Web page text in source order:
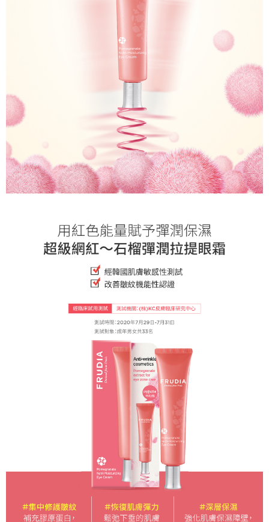
２．關於個人資料處理事宜，請瀏覽以下網址：
３．未成年的使用者請事先徵得法定代理人或監護人之同意方可使用
「AFTEE先享後付」，若未經同意申辦者引起之損失，本公司不負相關責
４．使用「AFTEE先享後付」時，將依據個別帳號之用戶狀況，依本公司即
時審查核予不同之上限額度；若仍有額度不足之情形，本公司將視審查結果
５．嚴禁一人註冊多個帳號或使用他人資訊註冊。若發現惡意使用之情形，
恩沛科技股份有限公司將有權停止該用戶之使用額度並採取法律行動。
每筆NT$60，滿NT$499(含以上)免運費
每筆NT$60，滿NT$499(含以上)免運費
宅配(限本島，東部與偏遠地區將以郵局寄送)
每筆NT$80，滿NT$499(含以上)免運費
宅配(外島，以郵局包裹寄送)
每筆NT$120，滿NT$1,200(含以上)免運費
貨到付款
每筆NT$80，滿NT$1,500(含以上)免運費